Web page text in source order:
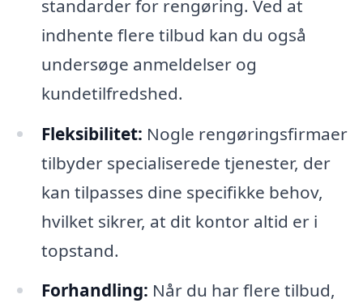
standarder for rengøring. Ved at
indhente flere tilbud kan du også
undersøge anmeldelser og
kundetilfredshed.
Fleksibilitet: Nogle rengøringsfirmaer
tilbyder specialiserede tjenester, der
kan tilpasses dine specifikke behov,
hvilket sikrer, at dit kontor altid er i
topstand.
Forhandling: Når du har flere tilbud,